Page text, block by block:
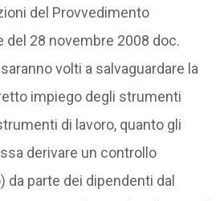
del Provvedimento
del 28 novembre 2008 doc.
volti a salvaguardare la
impiego degli strumenti
di lavoro, quanto gli
derivare un controllo
da parte dei dipendenti dal